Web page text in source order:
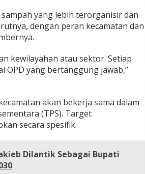
yang lebih terorganisir dan
dengan peran kecamatan dan
kewilayahan atau sektor. Setiap
OPD yang bertanggung jawab,”
akan bekerja sama dalam
(TPS). Target
secara spesifik.
Dilantik Sebagai Bupati